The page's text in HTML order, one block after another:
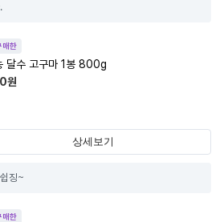
매한
달수 고구마 1봉 800g
원
상세보기
징~
매한